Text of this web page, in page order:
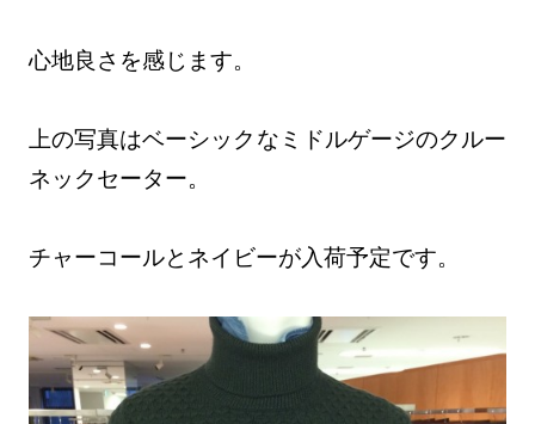
心地良さを感じます。
上の写真はベーシックなミドルゲージのクルー
ネックセーター。
チャーコールとネイビーが入荷予定です。